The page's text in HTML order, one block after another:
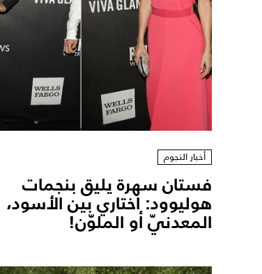
أخبار النجوم
فستان سهرة يليق بنجمات
هوليوود: اختاري بين الأسود،
المعدنيّ أو الملوّن!